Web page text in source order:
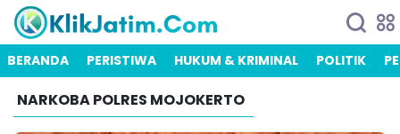
BERANDA PERISTIWA HUKUM & KRIMINAL POLITIK
NARKOBA POLRES MOJOKERTO